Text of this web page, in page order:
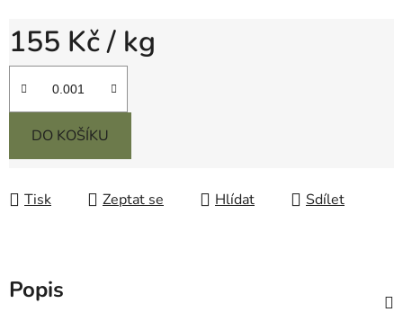
155 Kč/ kg
Měrná cena:
DO KOŠÍKU
Tisk Zeptat se Hlídat Sdílet
Popis